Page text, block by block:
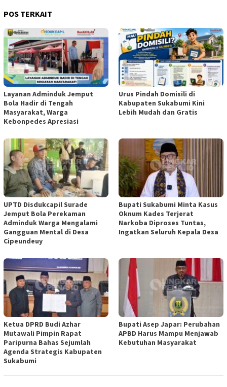
POS TERKAIT
Layanan Adminduk Jemput
Bola Hadir di Tengah
Masyarakat, Warga
Kebonpedes Apresiasi
Urus Pindah Domisili di
Kabupaten Sukabumi Kini
Lebih Mudah dan Gratis
UPTD Disdukcapil Surade
Jemput Bola Perekaman
Adminduk Warga Mengalami
Gangguan Mental di Desa
Cipeundeuy
Bupati Sukabumi Minta Kasus
Oknum Kades Terjerat
Narkoba Diproses Tuntas,
Ingatkan Seluruh Kepala Desa
Ketua DPRD Budi Azhar
Mutawali Pimpin Rapat
Paripurna Bahas Sejumlah
Agenda Strategis Kabupaten
Sukabumi
Bupati Asep Japar: Perubahan
APBD Harus Mampu Menjawab
Kebutuhan Masyarakat